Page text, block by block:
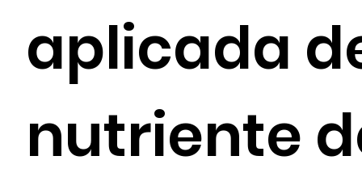
aplicada
nutriente